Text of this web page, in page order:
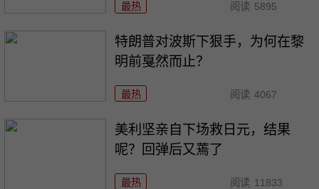
最热 阅读 5895
特朗普对波斯下狠手，为何在黎
明前戛然而止？
最热 阅读 4067
美利坚亲自下场救日元，结果
呢？回弹后又蔫了
最热 阅读 11833